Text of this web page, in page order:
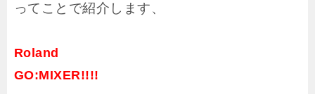
ってことで紹介します、
Roland
GO:MIXER!!!!